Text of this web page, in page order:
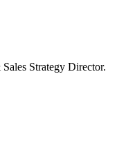
Strategy Director.